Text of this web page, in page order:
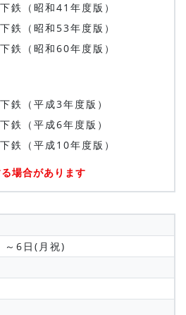
鉄（昭和41年度版）
鉄（昭和53年度版）
鉄（昭和60年度版）
（平成3年度版）
（平成6年度版）
鉄（平成10年度版）
場合があります
～6日(月祝)